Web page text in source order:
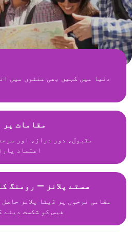
200+
مقبول، دور دراز، اور
اعتماد
سستے پلانز — رومنگ
مقامی نرخوں پر ڈیٹا پلانز
فیس کو شکست دینے